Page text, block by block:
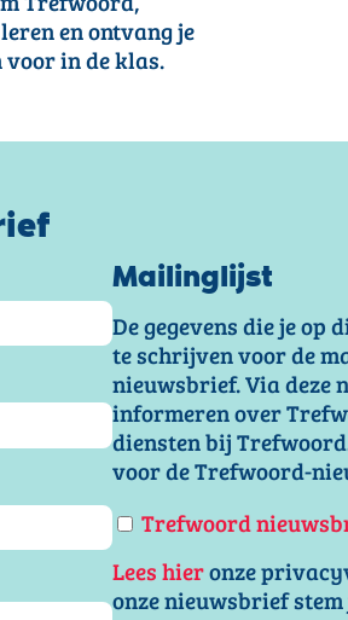
en ontvang je
in de klas.
Mailinglijst
De gegevens die je
te schrijven voor de
nieuwsbrief. Via deze
informeren over
diensten bij
voor de Trefwoord-
Trefwoord
Lees hieronze
onze nieuwsbrief stem